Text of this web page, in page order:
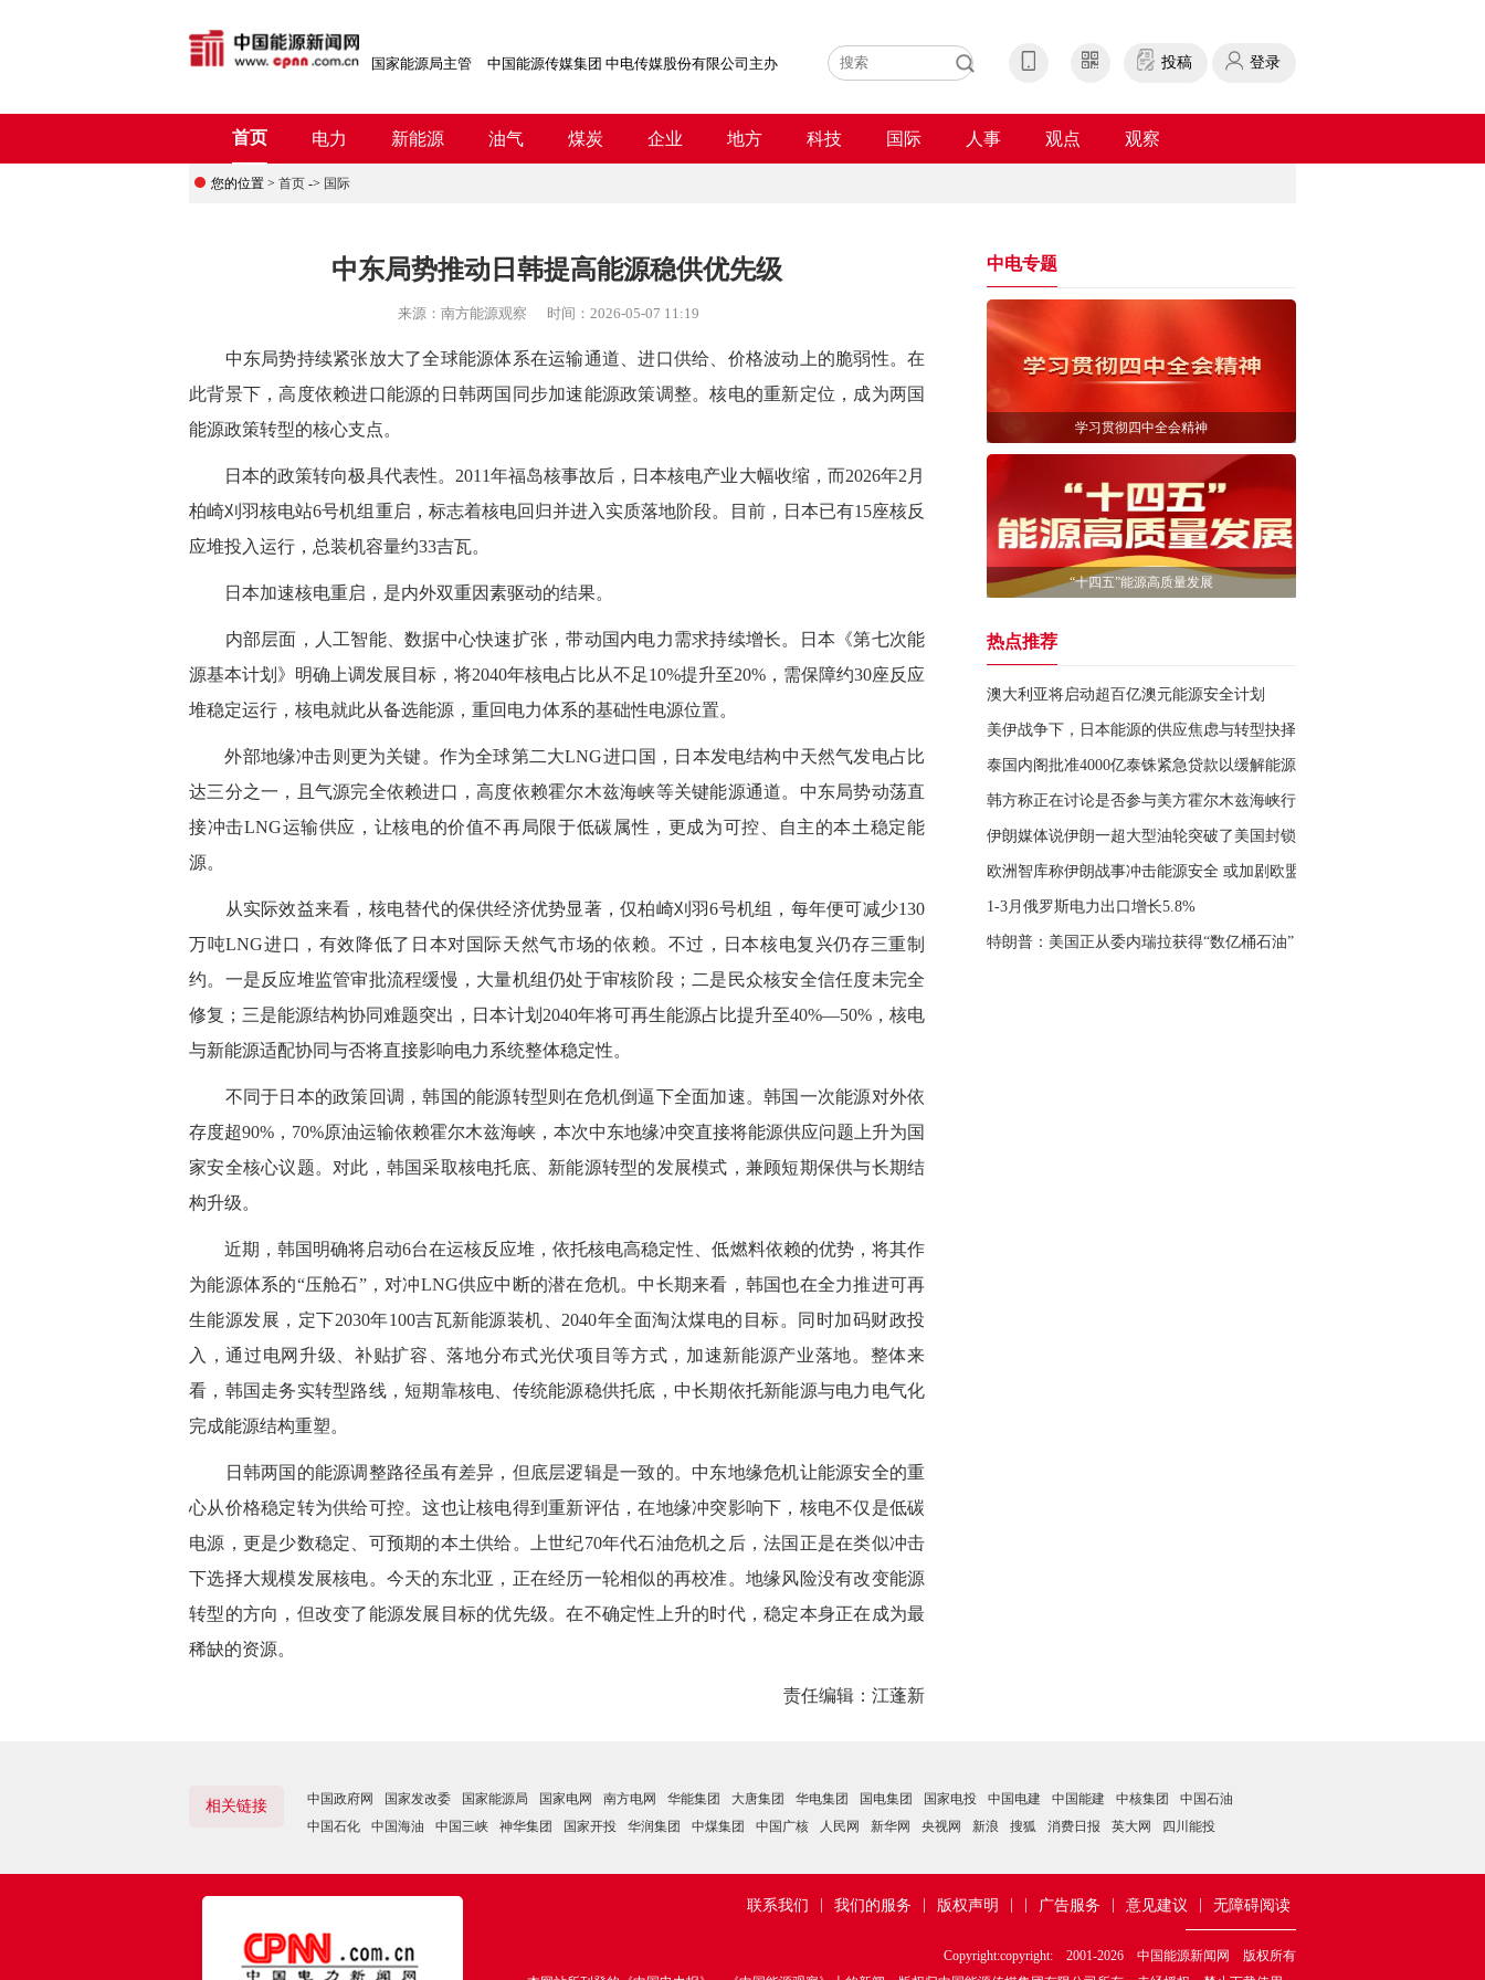
国家能源局主管 中国能源传媒集团 中电传媒股份有限公司主办 投稿 登录
首页 电力 新能源 油气 煤炭 企业 地方 科技 国际 人事 观点 观察
您的位置 > 首页 -> 国际
中东局势推动日韩提高能源稳供优先级
来源： 南方能源观察 时间： 2026-05-07 11:19
中东局势持续紧张放大了全球能源体系在运输通道、进口供给、价格波动上的脆弱性。在
此背景下，高度依赖进口能源的日韩两国同步加速能源政策调整。核电的重新定位，成为两国
能源政策转型的核心支点。
日本的政策转向极具代表性。2011年福岛核事故后，日本核电产业大幅收缩，而2026年2月
柏崎刈羽核电站6号机组重启，标志着核电回归并进入实质落地阶段。目前，日本已有15座核反
应堆投入运行，总装机容量约33吉瓦。
日本加速核电重启，是内外双重因素驱动的结果。
内部层面，人工智能、数据中心快速扩张，带动国内电力需求持续增长。日本《第七次能
源基本计划》明确上调发展目标，将2040年核电占比从不足10%提升至20%，需保障约30座反应
堆稳定运行，核电就此从备选能源，重回电力体系的基础性电源位置。
外部地缘冲击则更为关键。作为全球第二大LNG进口国，日本发电结构中天然气发电占比
达三分之一，且气源完全依赖进口，高度依赖霍尔木兹海峡等关键能源通道。中东局势动荡直
接冲击LNG运输供应，让核电的价值不再局限于低碳属性，更成为可控、自主的本土稳定能
源。
从实际效益来看，核电替代的保供经济优势显著，仅柏崎刈羽6号机组，每年便可减少130
万吨LNG进口，有效降低了日本对国际天然气市场的依赖。不过，日本核电复兴仍存三重制
约。一是反应堆监管审批流程缓慢，大量机组仍处于审核阶段；二是民众核安全信任度未完全
修复；三是能源结构协同难题突出，日本计划2040年将可再生能源占比提升至40%—50%，核电
与新能源适配协同与否将直接影响电力系统整体稳定性。
不同于日本的政策回调，韩国的能源转型则在危机倒逼下全面加速。韩国一次能源对外依
存度超90%，70%原油运输依赖霍尔木兹海峡，本次中东地缘冲突直接将能源供应问题上升为国
家安全核心议题。对此，韩国采取核电托底、新能源转型的发展模式，兼顾短期保供与长期结
构升级。
近期，韩国明确将启动6台在运核反应堆，依托核电高稳定性、低燃料依赖的优势，将其作
为能源体系的“压舱石”，对冲LNG供应中断的潜在危机。中长期来看，韩国也在全力推进可再
生能源发展，定下2030年100吉瓦新能源装机、2040年全面淘汰煤电的目标。同时加码财政投
入，通过电网升级、补贴扩容、落地分布式光伏项目等方式，加速新能源产业落地。整体来
看，韩国走务实转型路线，短期靠核电、传统能源稳供托底，中长期依托新能源与电力电气化
完成能源结构重塑。
日韩两国的能源调整路径虽有差异，但底层逻辑是一致的。中东地缘危机让能源安全的重
心从价格稳定转为供给可控。这也让核电得到重新评估，在地缘冲突影响下，核电不仅是低碳
电源，更是少数稳定、可预期的本土供给。上世纪70年代石油危机之后，法国正是在类似冲击
下选择大规模发展核电。今天的东北亚，正在经历一轮相似的再校准。地缘风险没有改变能源
转型的方向，但改变了能源发展目标的优先级。在不确定性上升的时代，稳定本身正在成为最
稀缺的资源。
责任编辑：江蓬新
中电专题
学习贯彻四中全会精神
“十四五”能源高质量发展
热点推荐
澳大利亚将启动超百亿澳元能源安全计划
美伊战争下，日本能源的供应焦虑与转型抉择
泰国内阁批准4000亿泰铢紧急贷款以缓解能源危机
韩方称正在讨论是否参与美方霍尔木兹海峡行动
伊朗媒体说伊朗一超大型油轮突破了美国封锁
欧洲智库称伊朗战事冲击能源安全 或加剧欧盟内部对俄分歧
1-3月俄罗斯电力出口增长5.8%
特朗普：美国正从委内瑞拉获得“数亿桶石油”
相关链接 中国政府网 国家发改委 国家能源局 国家电网 南方电网 华能集团 大唐集团 华电集团 国电集团 国家电投 中国电建 中国能建 中核集团
中国石油
中国石化
中国海油 中国三峡 神华集团 国家开投 华润集团 中煤集团 中国广核 人民网 新华网 央视网 新浪 搜狐 消费日报 英大网 四川能投
无障碍阅读
意见建议
广告服务
版权声明
我们的服务
联系我们
Copyright:copyright: 2001-2026 中国能源新闻网 版权所有